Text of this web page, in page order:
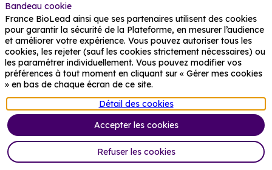
fabrication, ce qui pourrait retarder le dépôt de
nouveaux dossiers d’autorisation,
notePharmaPhorum. Pour 80 % d’entre elles,
trouver des fournisseurs alternatifs prendrait au
moins un an. BIO alerte sur les conséquences pour
l’innovation et l’accès aux traitements, tout en
appelant à des incitations pour relocaliser la
production aux États-Unis et « chez ses alliés ».
Bandeau cookie
France BioLead ainsi que ses partenaires utilisent des cookies
pour garantir la sécurité de la Plateforme, en mesurer l’audience
et améliorer votre expérience. Vous pouvez autoriser tous les
cookies, les rejeter (sauf les cookies strictement nécessaires) ou
les paramétrer individuellement. Vous pouvez modifier vos
préférences à tout moment en cliquant sur « Gérer mes cookies
» en bas de chaque écran de ce site.
Détail des cookies
Accepter les cookies
Refuser les cookies